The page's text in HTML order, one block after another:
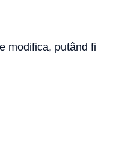
modifica, putând fi